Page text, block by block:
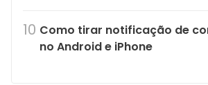
Como tirar notificação de
no Android e iPhone